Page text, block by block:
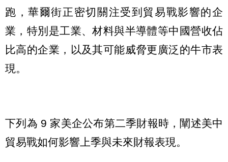
跑，華爾街正密切關注受到貿易戰影響的企
業，特別是工業、材料與半導體等中國營收佔
比高的企業，以及其可能威脅更廣泛的牛市表
現。
下列為 9 家美企公布第二季財報時，闡述美中
貿易戰如何影響上季與未來財報表現。